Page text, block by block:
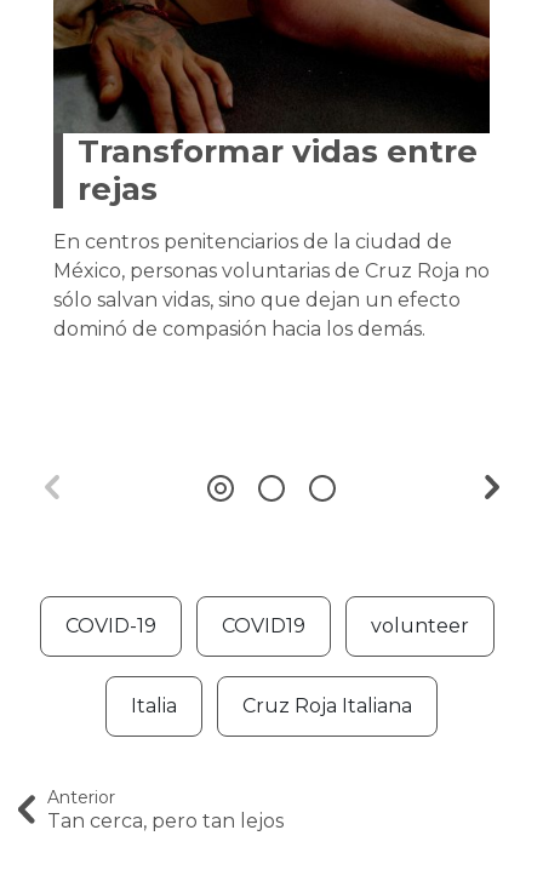
Transformar vidas entre
rejas
En centros penitenciarios de la ciudad de
México, personas voluntarias de Cruz Roja no
sólo salvan vidas, sino que dejan un efecto
dominó de compasión hacia los demás.
COVID-19 COVID19 volunteer
Italia Cruz Roja Italiana
Anterior
Tan cerca, pero tan lejos